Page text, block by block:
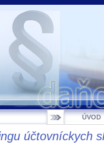
ÚVOD
účtovníckych